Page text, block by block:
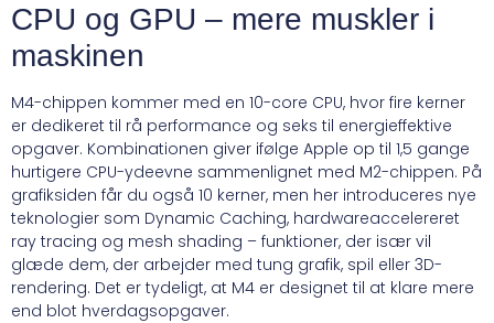
CPU og GPU – mere muskler i
maskinen
M4-chippen kommer med en 10-core CPU, hvor fire kerner
er dedikeret til rå performance og seks til energieffektive
opgaver. Kombinationen giver ifølge Apple op til 1,5 gange
hurtigere CPU-ydeevne sammenlignet med M2-chippen. På
grafiksiden får du også 10 kerner, men her introduceres nye
teknologier som Dynamic Caching, hardwareaccelereret
ray tracing og mesh shading – funktioner, der især vil
glæde dem, der arbejder med tung grafik, spil eller 3D-
rendering. Det er tydeligt, at M4 er designet til at klare mere
end blot hverdagsopgaver.